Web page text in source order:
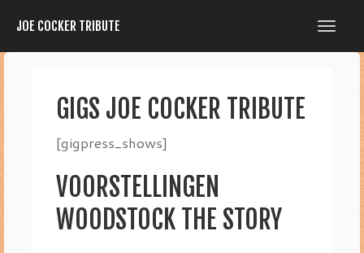
JOE COCKER TRIBUTE
GIGS JOE COCKER TRIBUTE
[gigpress_shows]
VOORSTELLINGEN
WOODSTOCK THE STORY